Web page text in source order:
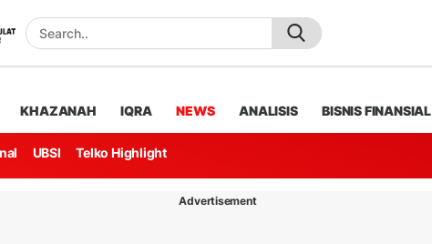
KHAZANAH IQRA NEWS ANALISIS BISNIS FINANSIAL
UBSI Telko Highlight
Advertisement